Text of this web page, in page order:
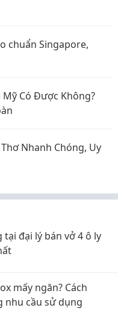
chuẩn Singapore,
Có Được Không?
Nhanh Chóng, Uy
tại đại lý bán vở 4 ô ly
mấy ngăn? Cách
nhu cầu sử dụng